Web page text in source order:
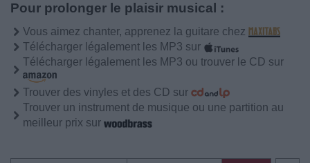
Pour prolonger le plaisir musical :
Vous aimez chanter, apprenez la guitare chez
Télécharger légalement les MP3 sur
Télécharger légalement les MP3 ou trouver le CD sur
Trouver des vinyles et des CD sur
Trouver un instrument de musique ou une partition au
meilleur prix sur